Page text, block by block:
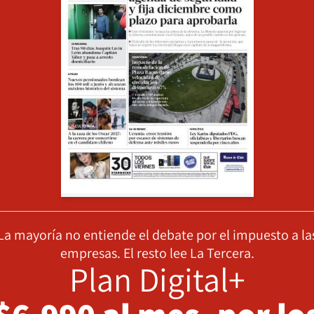
mayoría no entiende el debate por el impuesto a
empresas. El resto lee La Tercera.
Plan Digital+